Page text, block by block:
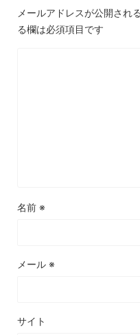
メールアドレスが公開され
る欄は必須項目です
名前 ※
メール ※
サイト